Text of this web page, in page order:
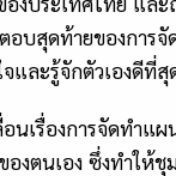
อบสุดท้ายของการ
และรู้จักตัวเองดีที่สุ
อนเรื่องการจัดทำ
งตนเอง ซึ่งทำให้